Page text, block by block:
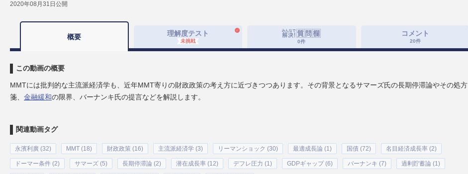
2020年08月31日 公開
概要 理解度テスト
未挑戦 0件
コメント
20件
この動画の概要
MMTには批判的な主流派経済学も、近年MMT寄りの財政政策の考え方に近づきつつあります。その背景となるサマーズ氏の長期停滞論やその処方
箋、 金融緩和の限界、バーナンキ氏の提言などを解説します。
関連動画タグ
永濱利廣 (32) MMT (18) 財政政策 (16) 主流派経済学 (3) リーマンショック (30) 最適成長論 (1) 国債 (72) 名目経済成長率 (2)
ドーマー条件 (2) サマーズ (5) 長期停滞論 (2) 潜在成長率 (12) デフレ圧力 (1) GDPギャップ (6) バーナンキ (7) 過剰貯蓄論 (1)